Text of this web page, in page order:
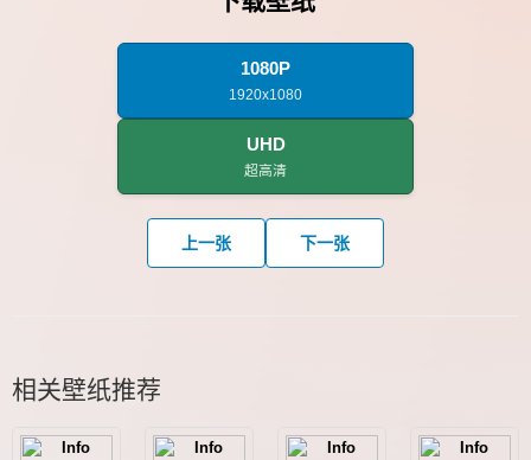
1080P
1920x1080
UHD
超高清
上一张 下一张
相关壁纸推荐